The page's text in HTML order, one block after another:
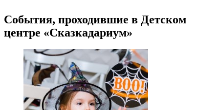
События, проходившие в Детском
центре «Сказкадариум»